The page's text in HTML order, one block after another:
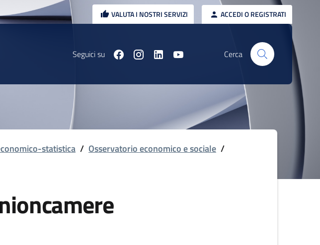
VALUTA I NOSTRI SERVIZI ACCEDI O REGISTRATI
Seguici su Cerca
statistica / Osservatorio economico e sociale /